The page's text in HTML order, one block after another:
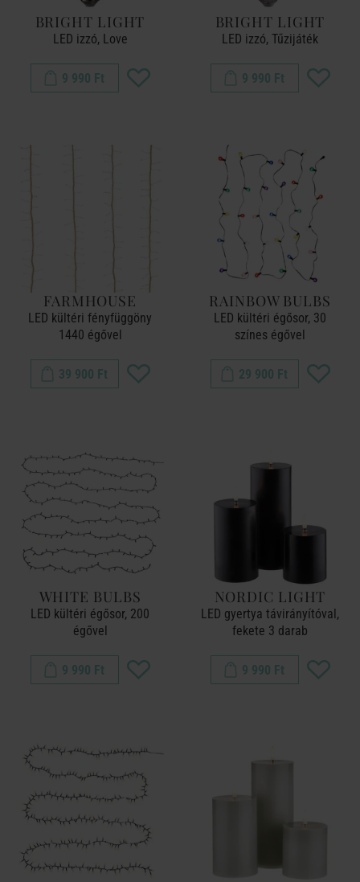
BRIGHT LIGHT
LED izzó, Love
9 990 Ft
BRIGHT LIGHT
LED izzó, Tűzijáték
9 990 Ft
FARMHOUSE
LED kültéri fényfüggöny
1440 égővel
39 900 Ft
RAINBOW BULBS
LED kültéri égősor, 30
színes égővel
29 900 Ft
WHITE BULBS
LED kültéri égősor, 200
égővel
9 990 Ft
NORDIC LIGHT
LED gyertya távirányítóval,
fekete 3 darab
9 990 Ft